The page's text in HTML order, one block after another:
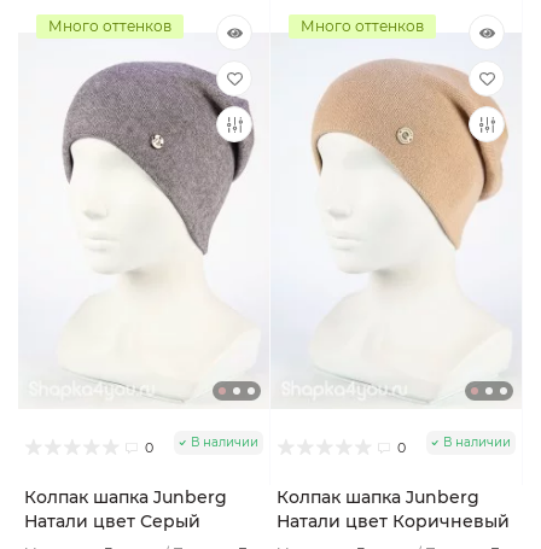
Много оттенков
0 В наличии
Колпак шапка Junberg
Натали цвет Серый
Много оттенков
0 В наличии
Колпак шапка Junberg
Натали цвет Коричневый